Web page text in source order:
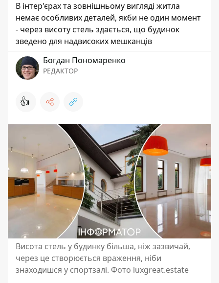
В інтер'єрах та зовнішньому вигляді житла
немає особливих деталей, якби не один момент
- через висоту стель здається, що будинок
зведено для надвисоких мешканців
Богдан Пономаренко
РЕДАКТОР
👍
Висота стель у будинку більша, ніж зазвичай,
через це створюється враження, ніби
знаходишся у спортзалі. Фото luxgreat.estate